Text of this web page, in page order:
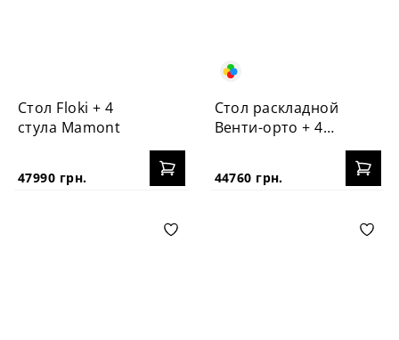
Стол Floki + 4
стула Mamont
47990 грн.
Стол раскладной
Венти-орто + 4
44760 грн.